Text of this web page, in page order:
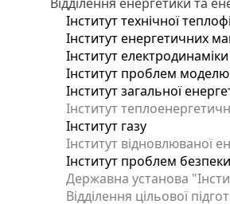
Інститут технічної
Інститут енергетичних
Інститут електродинаміки
Інститут проблем
Інститут загальної
Інститут
Інститут газу
Інститут відновлюваної
Інститут проблем
Державна установа
Відділення цільової